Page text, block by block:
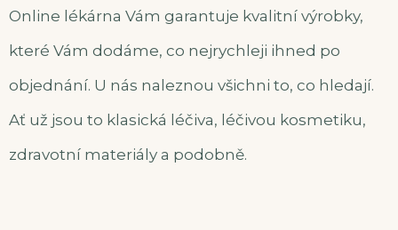
Online lékárna Vám garantuje kvalitní výrobky,
které Vám dodáme, co nejrychleji ihned po
objednání. U nás naleznou všichni to, co hledají.
Ať už jsou to klasická léčiva, léčivou kosmetiku,
zdravotní materiály a podobně.